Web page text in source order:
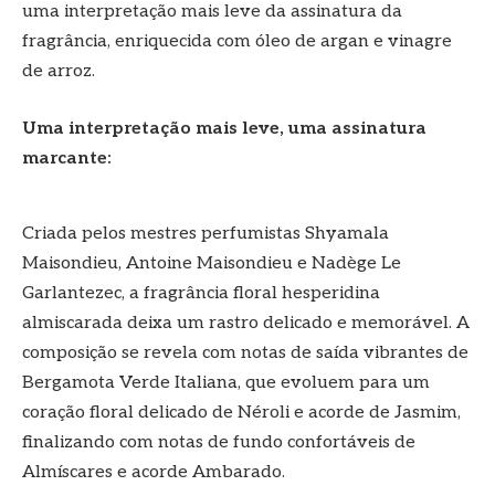
uma interpretação mais leve da assinatura da
fragrância, enriquecida com óleo de argan e vinagre
de arroz.
Uma interpretação mais leve, uma assinatura
marcante:
Criada pelos mestres perfumistas Shyamala
Maisondieu, Antoine Maisondieu e Nadège Le
Garlantezec, a fragrância floral hesperidina
almiscarada deixa um rastro delicado e memorável. A
composição se revela com notas de saída vibrantes de
Bergamota Verde Italiana, que evoluem para um
coração floral delicado de Néroli e acorde de Jasmim,
finalizando com notas de fundo confortáveis de
Almíscares e acorde Ambarado.